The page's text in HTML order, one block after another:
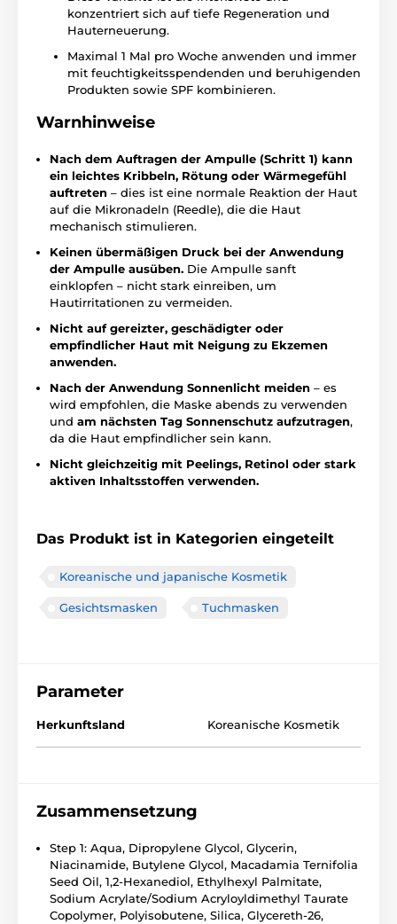
konzentriert sich auf tiefe Regeneration und
Hauterneuerung.
Maximal 1 Mal pro Woche anwenden und immer
mit feuchtigkeitsspendenden und beruhigenden
Produkten sowie SPF kombinieren.
Warnhinweise
Nach dem Auftragen der Ampulle (Schritt 1) kann
ein leichtes Kribbeln, Rötung oder Wärmegefühl
auftreten – dies ist eine normale Reaktion der Haut
auf die Mikronadeln (Reedle), die die Haut
mechanisch stimulieren.
Keinen übermäßigen Druck bei der Anwendung
der Ampulle ausüben. Die Ampulle sanft
einklopfen – nicht stark einreiben, um
Hautirritationen zu vermeiden.
Nicht auf gereizter, geschädigter oder
empfindlicher Haut mit Neigung zu Ekzemen
anwenden.
Nach der Anwendung Sonnenlicht meiden – es
wird empfohlen, die Maske abends zu verwenden
und am nächsten Tag Sonnenschutz aufzutragen,
da die Haut empfindlicher sein kann.
Nicht gleichzeitig mit Peelings, Retinol oder stark
aktiven Inhaltsstoffen verwenden.
Das Produkt ist in Kategorien eingeteilt
Koreanische und japanische Kosmetik
Gesichtsmasken Tuchmasken
Parameter
Herkunftsland Koreanische Kosmetik
Zusammensetzung
Step 1: Aqua, Dipropylene Glycol, Glycerin,
Niacinamide, Butylene Glycol, Macadamia Ternifolia
Seed Oil, 1,2-Hexanediol, Ethylhexyl Palmitate,
Sodium Acrylate/Sodium Acryloyldimethyl Taurate
Copolymer, Polyisobutene, Silica, Glycereth-26,